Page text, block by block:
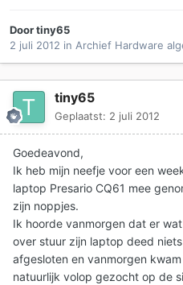
Doortiny65
2 juli 2012 in Archief Hardware
tiny65
Geplaatst: 2 juli 2012
Goedeavond,
Ik heb mijn neefje voor een
laptop Presario CQ61 mee
zijn noppjes.
Ik hoorde vanmorgen dat er
over stuur zijn laptop deed
afgesloten en vanmorgen
natuurlijk volop gezocht op de